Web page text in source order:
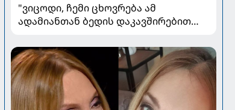
"ვიცოდი, ჩემი ცხოვრება ამ
ადამიანთან ბედის დაკავშირებით
ჟვანია დატო ევგენიძესთან
ქორწინებასა და ოჯახზე